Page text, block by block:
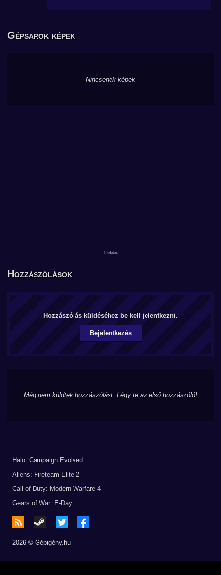
Gépsarok képek
Nincsenek képek
Hozzászólások
Hozzászólás küldéséhez be kell jelentkezni.
Bejelentkezés
Még nem küldtek hozzászólást. Légy te az első hozzászóló!
Halo: Campaign Evolved
Aliens: Fireteam Elite 2
Call of Duty: Modern Warfare 4
Gears of War: E-Day
2026 © Gépigény.hu